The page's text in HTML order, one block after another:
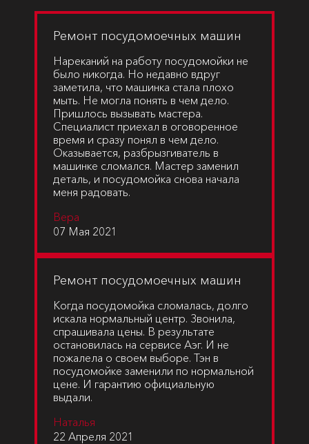
Ремонт посудомоечных машин
Нареканий на работу посудомойки не
было никогда. Но недавно вдруг
заметила, что машинка стала плохо
мыть. Не могла понять в чем дело.
Пришлось вызывать мастера.
Специалист приехал в оговоренное
время и сразу понял в чем дело.
Оказывается, разбрызгиватель в
машинке сломался. Мастер заменил
деталь, и посудомойка снова начала
меня радовать.
Вера
07 Мая 2021
Ремонт посудомоечных машин
Когда посудомойка сломалась, долго
искала нормальный центр. Звонила,
спрашивала цены. В результате
остановилась на сервисе Аэг. И не
пожалела о своем выборе. Тэн в
посудомойке заменили по нормальной
цене. И гарантию официальную
выдали.
Наталья
22 Апреля 2021